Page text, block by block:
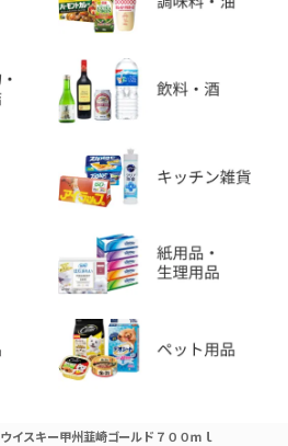
ウイスキー甲州韮崎ゴールド７００ｍｌ